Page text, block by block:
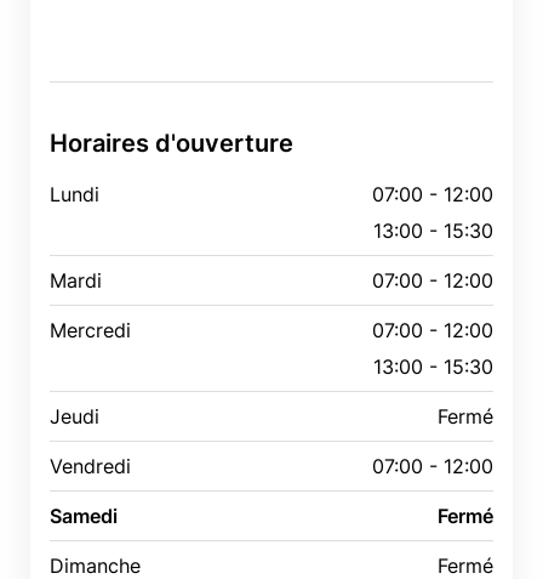
Horaires d'ouverture
Lundi
07:00 - 12:00
13:00 - 15:30
Mardi 07:00 - 12:00
Mercredi
07:00 - 12:00
13:00 - 15:30
Jeudi Fermé
Vendredi 07:00 - 12:00
Samedi Fermé
Dimanche Fermé